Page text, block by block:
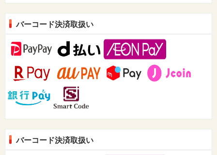
バーコード決済取扱い
バーコード決済取扱い